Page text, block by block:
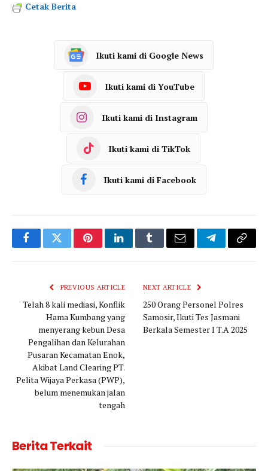
Cetak Berita
Ikuti kami di Google News
Ikuti kami di YouTube
Ikuti kami di Instagram
Ikuti kami di TikTok
Ikuti kami di Facebook
FacebookTwitterPinterestLinkedInTumblrEmail TelegramCopy
PREVIOUS ARTICLE
Telah 8 kali mediasi, Konflik
Hama Kumbang yang
menyerang kebun Desa
Pengalihan dan Kelurahan
Pusaran Kecamatan Enok,
Akibat Land Clearing PT.
Pelita Wijaya Perkasa (PWP),
belum menemukan jalan
tengah
NEXT ARTICLE
250 Orang Personel Polres
Samosir, Ikuti Tes Jasmani
Berkala Semester I T.A 2025
Berita Terkait